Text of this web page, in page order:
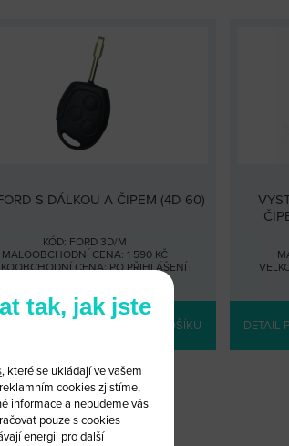
S DÁLKOU A ČIPEM (4D 60)
KÓD: FORD 3D/M
MALOOBCHODNÍ CENA: 1 590 KČ
CENA: PO PŘIHLÁŠENÍ
PŘIDAT DO KOŠÍKU DETAIL
tak, jak jste
, které se ukládají ve vašem
cookies zjistíme,
informace a nebudeme vás
pouze s cookies
energii pro další